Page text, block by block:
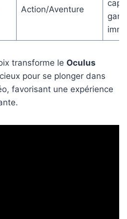
Action/Aventure
transforme le Oculus
pour se plonger dans
favorisant une expérience